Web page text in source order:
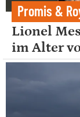
Promis &
Lionel
im Alter